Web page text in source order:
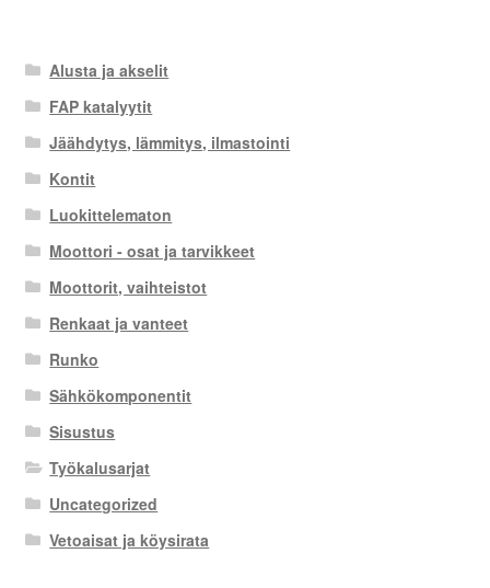
Alusta ja akselit
FAP katalyytit
Jäähdytys, lämmitys, ilmastointi
Kontit
Luokittelematon
Moottori - osat ja tarvikkeet
Moottorit, vaihteistot
Renkaat ja vanteet
Runko
Sähkökomponentit
Sisustus
Työkalusarjat
Uncategorized
Vetoaisat ja köysirata